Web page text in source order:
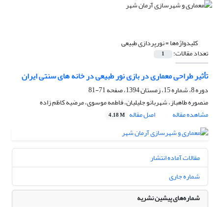
کلیدواژه‌ها =نورپردازی طبیعی
تعداد مقالات: 1
تأثیر طراحی معماری در بازی نور طبیعی در خانه های سنتی ایران
دوره 8، شماره 15، زمستان 1394، صفحه
71-81
منصوره طاهباز، شهربانو جلیلیان، فاطمه موسوی، مرضیه کاظم زاده
مشاهده مقاله
اصل مقاله 4.18 M
مقالات آماده انتشار
شماره جاری
شماره‌های پیشین نشریه